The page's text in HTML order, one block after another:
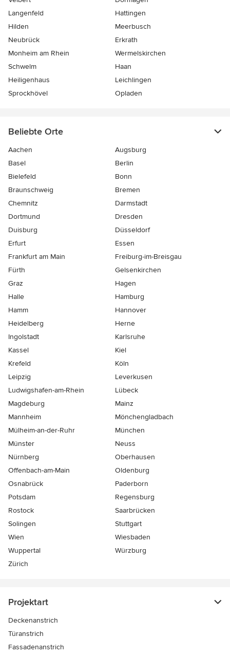
Langenfeld
Hattingen
Hilden
Meerbusch
Neubrück
Erkrath
Monheim am Rhein
Wermelskirchen
Schwelm
Haan
Heiligenhaus
Leichlingen
Sprockhövel
Opladen
Beliebte Orte
Aachen
Augsburg
Basel
Berlin
Bielefeld
Bonn
Braunschweig
Bremen
Chemnitz
Darmstadt
Dortmund
Dresden
Duisburg
Düsseldorf
Erfurt
Essen
Frankfurt am Main
Freiburg-im-Breisgau
Fürth
Gelsenkirchen
Graz
Hagen
Halle
Hamburg
Hamm
Hannover
Heidelberg
Herne
Ingolstadt
Karlsruhe
Kassel
Kiel
Krefeld
Köln
Leipzig
Leverkusen
Ludwigshafen-am-Rhein
Lübeck
Magdeburg
Mainz
Mannheim
Mönchen­gladbach
Mülheim-an-der-Ruhr
München
Münster
Neuss
Nürnberg
Oberhausen
Offenbach-am-Main
Oldenburg
Osnabrück
Paderborn
Potsdam
Regensburg
Rostock
Saarbrücken
Solingen
Stuttgart
Wien
Wiesbaden
Wuppertal
Würzburg
Zürich
Projektart
Deckenanstrich
Türanstrich
Fassadenanstrich